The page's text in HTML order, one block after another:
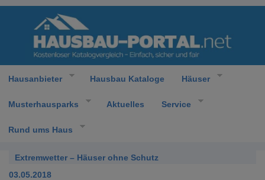
Hausanbieter Hausbau Kataloge Häuser
Musterhausparks Aktuelles Service
Rund ums Haus
Extremwetter – Häuser ohne Schutz
03.05.2018